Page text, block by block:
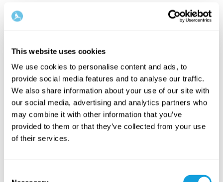
This website uses cookies
We use cookies to personalise content and ads, to
provide social media features and to analyse our traffic.
We also share information about your use of our site with
our social media, advertising and analytics partners who
may combine it with other information that you’ve
provided to them or that they’ve collected from your use
of their services.
Kroppen under klimakteriet
samband med klimakteriet.